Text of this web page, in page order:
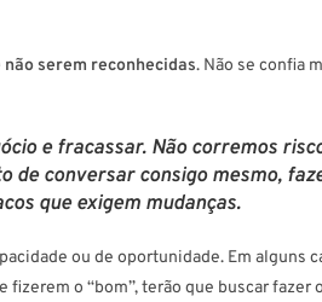
não serem reconhecidas. Não se confia
e fracassar. Não corremos
de conversar consigo mesmo,
que exigem mudanças.
ou de oportunidade. Em alguns
o “bom”, terão que buscar fazer